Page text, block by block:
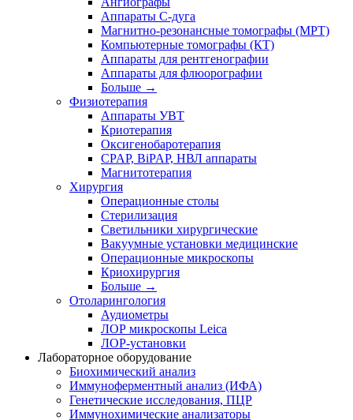
Аппараты C-дуга
Магнитно-резонансные томографы (МРТ)
Компьютерные томографы (КТ)
Аппараты для рентгенографии
Аппараты для флюорографии
Больше →
Физиотерапия
Аппараты УВТ
Криотерапия
Оксигенобаротерапия
CPAP, BiPAP, НВЛ аппараты
Магнитотерапия
Хирургия
Операционные столы
Стерилизация
Светильники хирургические
Вакуумные установки медицинские
Операционные микроскопы
Криохирургия
Больше →
Отоларингология
Аудиометры
ЛОР микроскопы Leica
ЛОР-установки
Лабораторное оборудование
Биохимический анализ
Иммуноферментный анализ (ИФА)
Генетические исследования, ПЦР
Иммунохимические анализаторы